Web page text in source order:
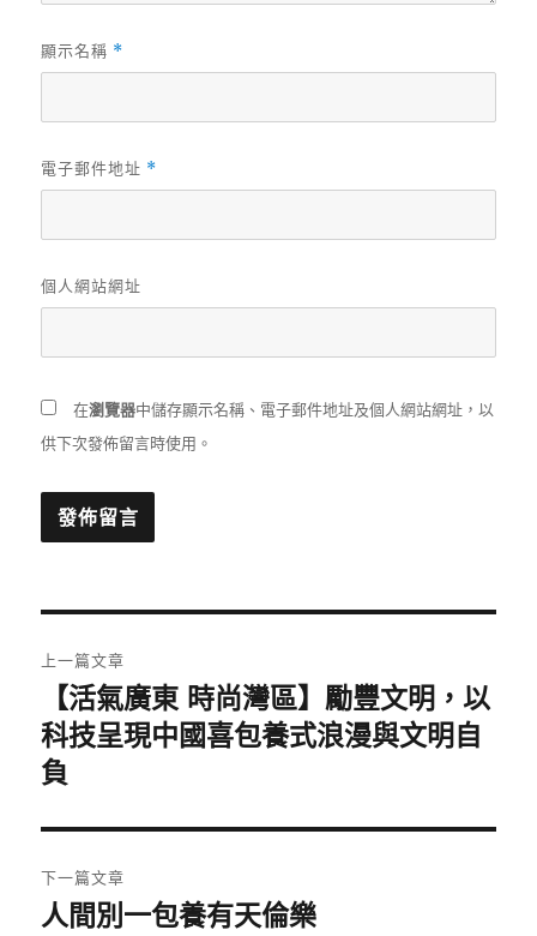
顯示名稱 *
電子郵件地址 *
個人網站網址
在瀏覽器中儲存顯示名稱、電子郵件地址及個人網站網址，以
供下次發佈留言時使用。
章
導
覽
上一篇文章
一
篇
章:
【活氣廣東 時尚灣區】勵豐文明，以
科技呈現中國喜包養式浪漫與文明自
負
下一篇文章
下
人間別一包養有天倫樂